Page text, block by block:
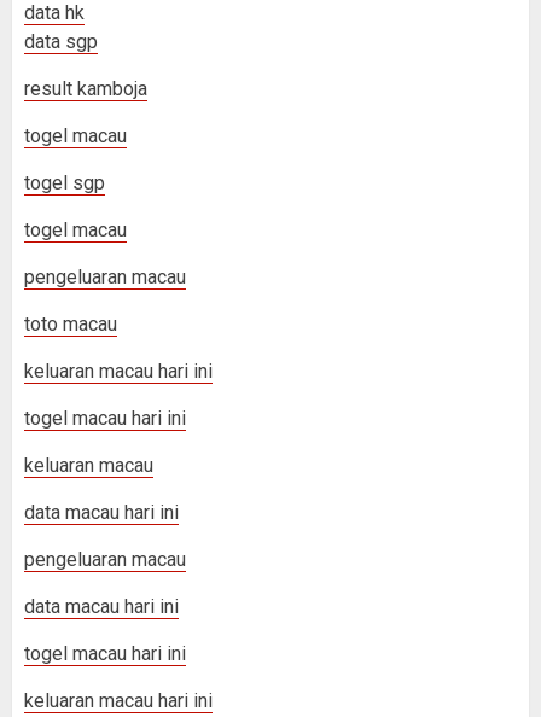
data hk
data sgp
result kamboja
togel macau
togel sgp
togel macau
pengeluaran macau
toto macau
keluaran macau hari ini
togel macau hari ini
keluaran macau
data macau hari ini
pengeluaran macau
data macau hari ini
togel macau hari ini
keluaran macau hari ini